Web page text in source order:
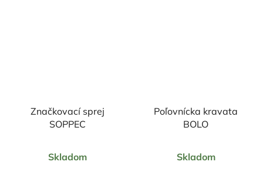
Značkovací sprej
SOPPEC
hodnotenie
Skladom
Poľovnícka kravata
BOLO
hodnotenie
Skladom